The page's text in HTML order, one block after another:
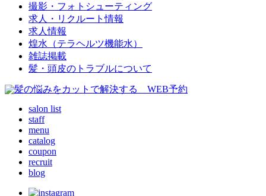
撮影・フォトシューティング
求人・リクルート情報
求人情報
煌水（テラヘルツ機能水）
雑誌掲載
髪・頭皮のトラブルについて
salon list
staff
menu
catalog
coupon
recruit
blog